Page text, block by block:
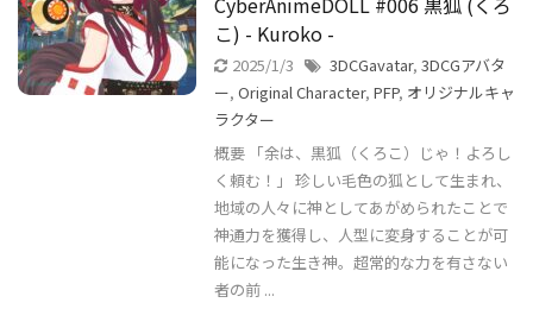
こ) - Kuroko -
2025/1/3 3DCGavatar, 3DCGアバタ
ー, Original Character, PFP, オリジナルキャ
ラクター
概要 「余は、黒狐（くろこ）じゃ！よろし
く頼む！」 珍しい毛色の狐として生まれ、
地域の人々に神としてあがめられたことで
神通力を獲得し、人型に変身することが可
能になった生き神。超常的な力を有さない
者の前 ...